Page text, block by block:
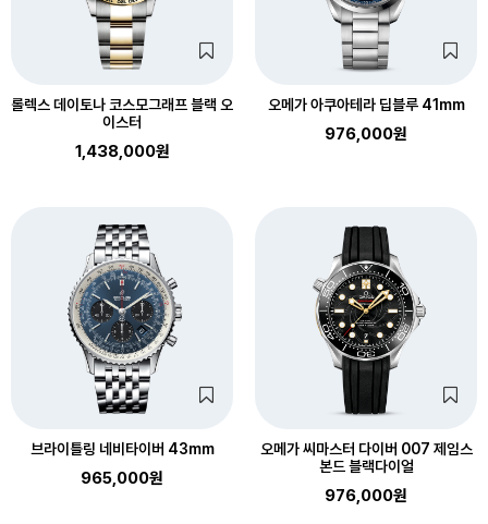
롤렉스 데이토나 코스모그래프 블랙 오
이스터
1,438,000원
오메가 아쿠아테라 딥블루 41mm
976,000원
브라이틀링 네비타이버 43mm
965,000원
오메가 씨마스터 다이버 007 제임스
본드 블랙다이얼
976,000원